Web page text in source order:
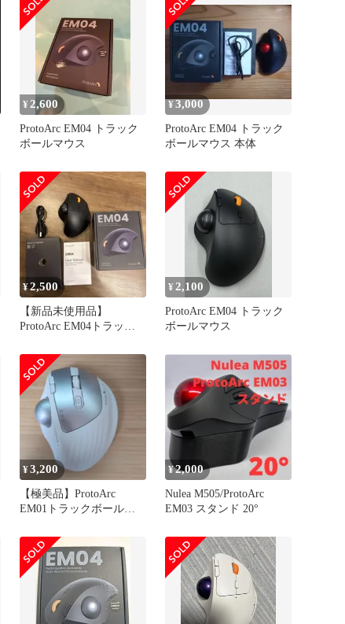
¥2,600
ProtoArc EM04 トラック
ボールマウス
¥3,000
ProtoArc EM04 トラック
ボールマウス 本体
¥2,500
【新品未使用品】
ProtoArc EM04トラック
¥2,100
ProtoArc EM04 トラック
ボールマウス
¥3,200
【極美品】ProtoArc
EM01トラックボールマ
¥2,000
Nulea M505/ProtoArc
EM03 スタンド 20°